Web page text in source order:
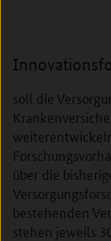
soll die
über die
bestehenden
stehen jeweils